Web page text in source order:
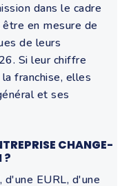
dans le cadre
en mesure de
de leurs
Si leur chiffre
franchise, elles
et ses
CHANGE-
?
EURL, d'une